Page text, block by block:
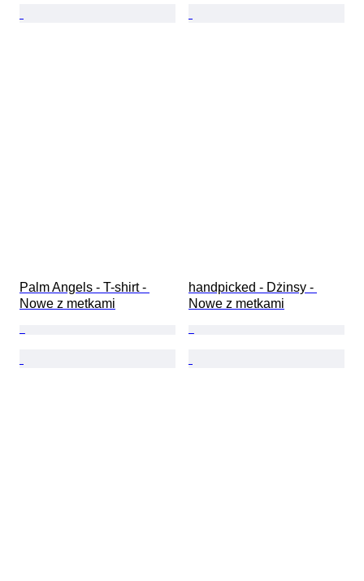
Palm Angels - T-shirt -
Nowe z metkami
handpicked - Dżinsy -
Nowe z metkami